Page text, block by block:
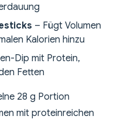
– Fügt Volumen
Kalorien hinzu
Dip mit Protein,
Fetten
28 g Portion
mit proteinreichen